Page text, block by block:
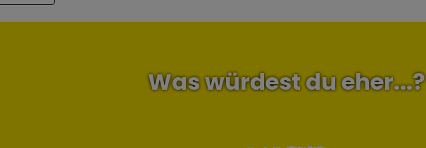
Was würdest du eher...?